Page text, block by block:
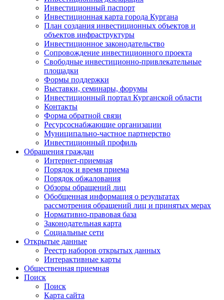
Инвестиционный паспорт
Инвестиционная карта города Кургана
План создания инвестиционных объектов и
объектов инфраструктуры
Инвестиционное законодательство
Сопровождение инвестиционного проекта
Свободные инвестиционно-привлекательные
площадки
Формы поддержки
Выставки, семинары, форумы
Инвестиционный портал Курганской области
Контакты
Форма обратной связи
Ресурсоснабжающие организации
Муниципально-частное партнерство
Инвестиционный профиль
Обращения граждан
Интернет-приемная
Порядок и время приема
Порядок обжалования
Обзоры обращений лиц
Обобщенная информация о результатах
рассмотрения обращений лиц и принятых мерах
Нормативно-правовая база
Законодательная карта
Социальные сети
Открытые данные
Реестр наборов открытых данных
Интерактивные карты
Общественная приемная
Поиск
Поиск
Карта сайта